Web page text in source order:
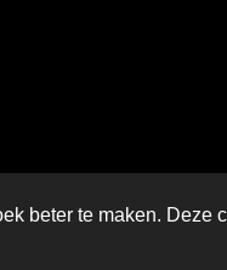
beter te maken. Deze